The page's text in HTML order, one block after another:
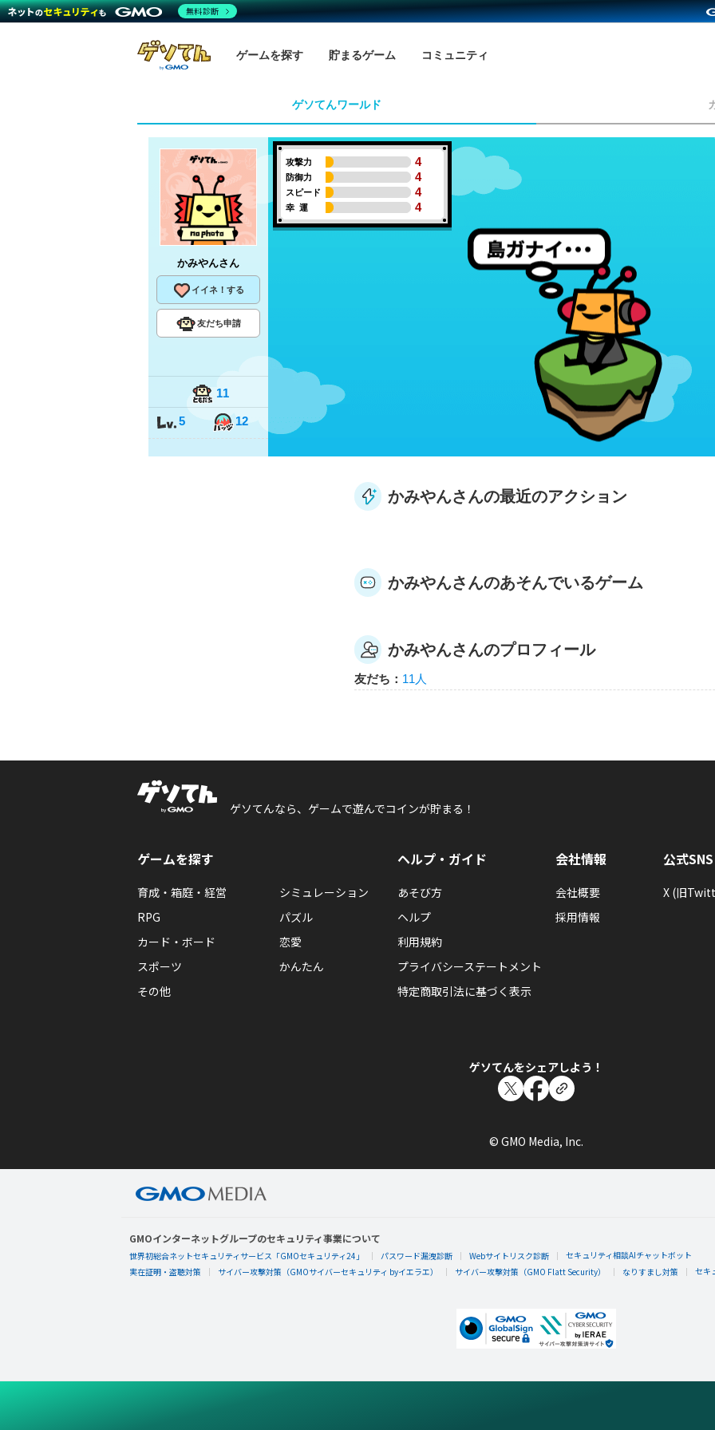
ゲームを探す 貯まるゲーム コミュニティ
ゲソてんワールド
かみやんさん
イイネ！する
友だち申請
11
5 12
攻撃力 4
防御力 4
スピード 4
幸 運 4
かみやんさんの最近のアクション
かみやんさんのあそんでいるゲーム
かみやんさんのプロフィール
友だち： 11人
ゲソてんなら、ゲームで遊んでコインが貯まる！
ゲームを探す
育成・箱庭・経営
シミュレーション
RPG
パズル
カード・ボード
恋愛
スポーツ
かんたん
その他
ヘルプ・ガイド
あそび方
ヘルプ
利用規約
プライバシーステートメント
特定商取引法に基づく表示
会社情報
会社概要
採用情報
公式SNS
X (旧
ゲソてんをシェアしよう！
© GMO Media, Inc.
GMOインターネットグループのセキュリティ事業について
世界初総合ネットセキュリティサービス「GMOセキュリティ24」 パスワード漏洩診断 Webサイトリスク診断
セキュリティ相談AIチャットボット
実在証明・盗聴対策
サイバー攻撃対策（GMOサイバーセキュリティ byイエラエ） サイバー攻撃対策（GMO Flatt Security） なりすまし対策 セキ
無料診断